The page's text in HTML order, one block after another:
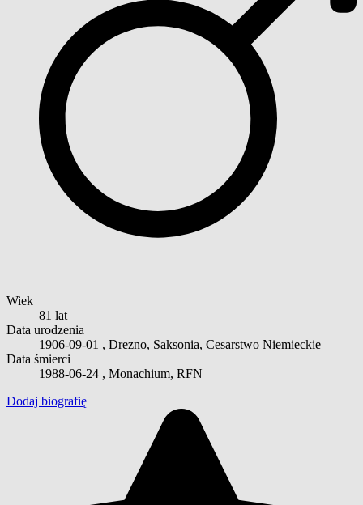
Wiek
81 lat
Data urodzenia
1906-09-01 , Drezno, Saksonia, Cesarstwo Niemieckie
Data śmierci
1988-06-24 , Monachium, RFN
Dodaj biografię